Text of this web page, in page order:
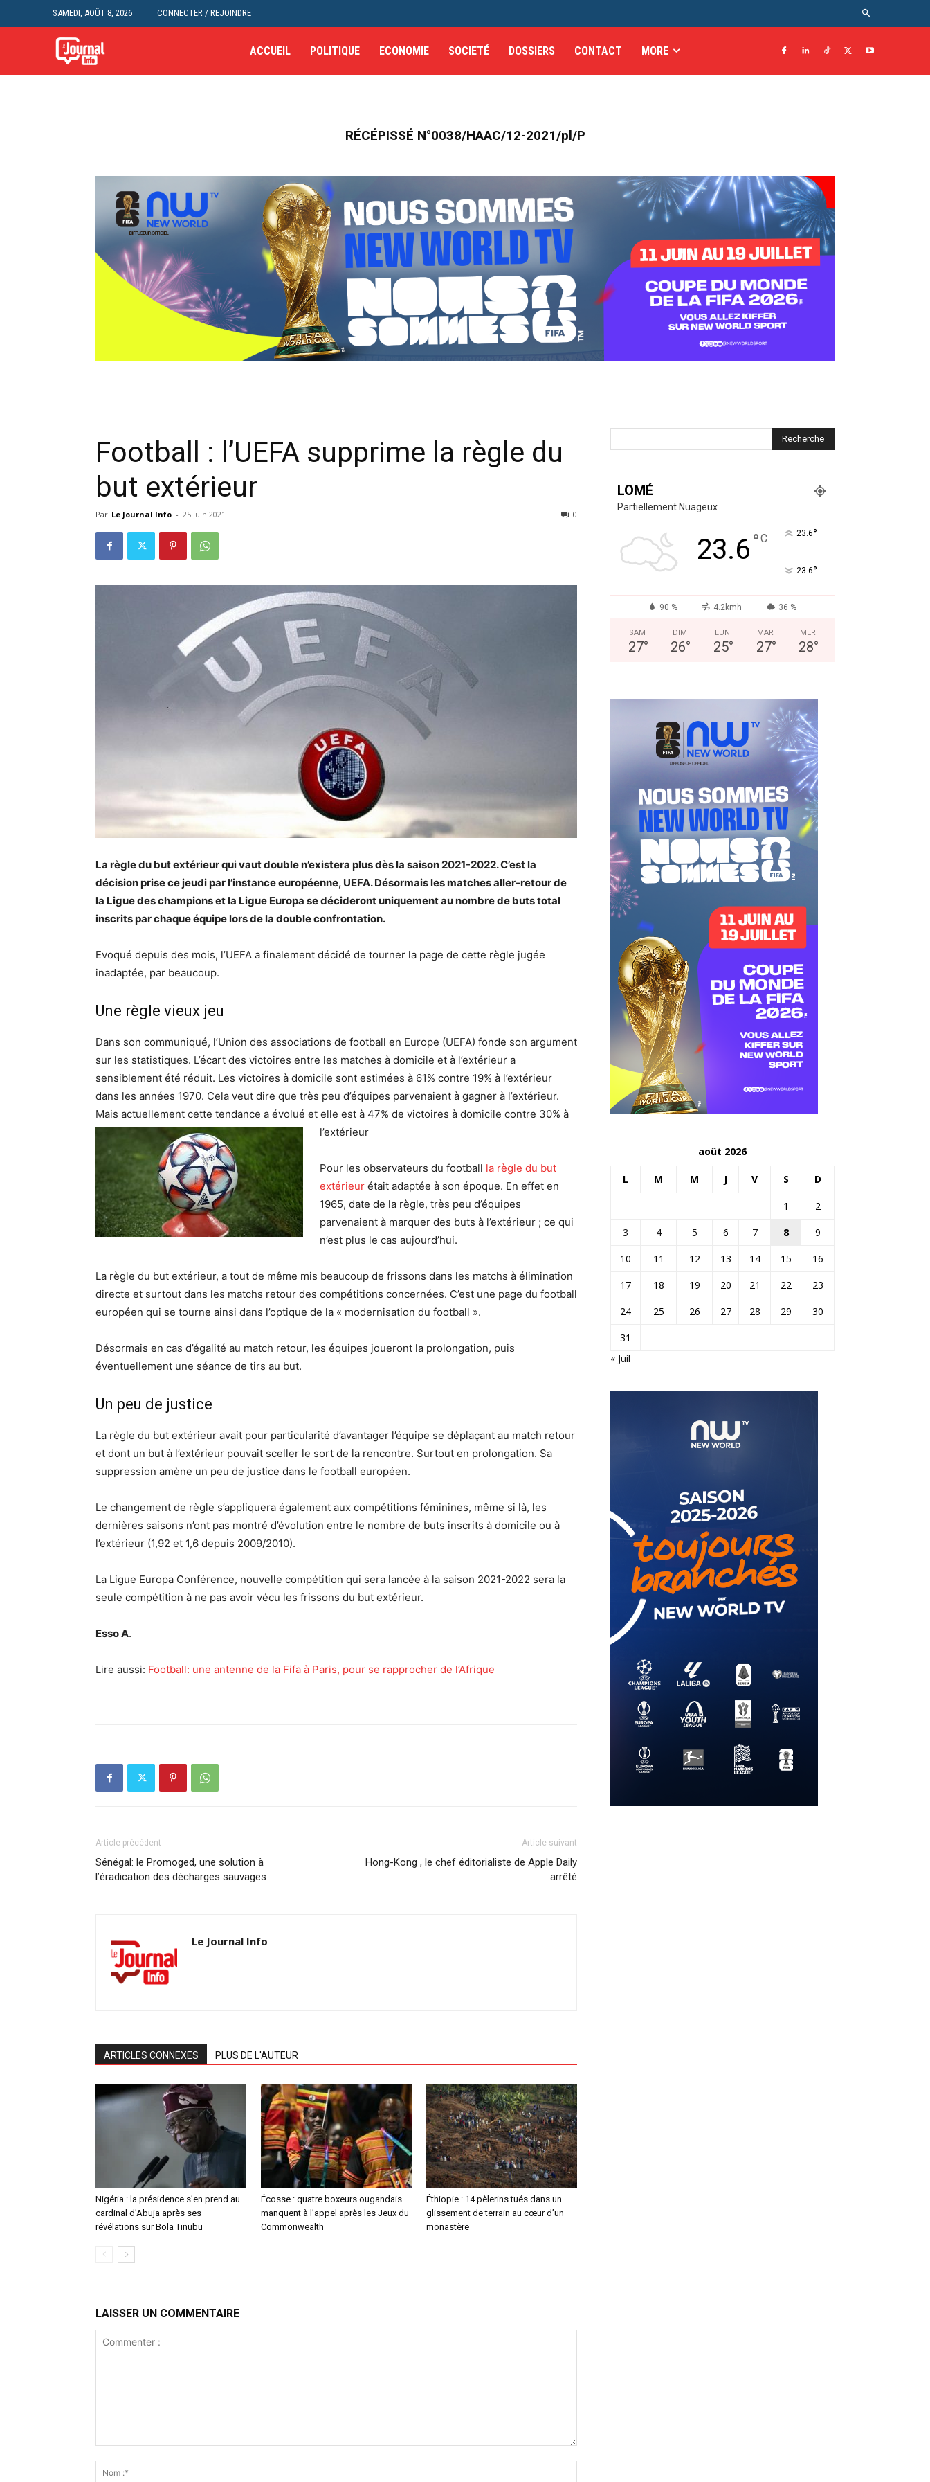
SAMEDI, AOÛT 8, 2026 CONNECTER / REJOINDRE
ACCUEIL POLITIQUE ECONOMIE SOCIETÉ DOSSIERS CONTACT MORE
RÉCÉPISSÉ N°0038/HAAC/12-2021/pl/P
Football : l’UEFA supprime la règle du
but extérieur
Par Le Journal Info - 25 juin 2021 0
La règle du but extérieur qui vaut double n’existera plus dès la saison 2021-2022. C’est la
décision prise ce jeudi par l’instance européenne, UEFA. Désormais les matches aller-retour de
la Ligue des champions et la Ligue Europa se décideront uniquement au nombre de buts total
inscrits par chaque équipe lors de la double confrontation.
Evoqué depuis des mois, l’UEFA a finalement décidé de tourner la page de cette règle jugée
inadaptée, par beaucoup.
Une règle vieux jeu
Dans son communiqué, l’Union des associations de football en Europe (UEFA) fonde son argument
sur les statistiques. L’écart des victoires entre les matches à domicile et à l’extérieur a
sensiblement été réduit. Les victoires à domicile sont estimées à 61% contre 19% à l’extérieur
dans les années 1970. Cela veut dire que très peu d’équipes parvenaient à gagner à l’extérieur.
Mais actuellement cette tendance a évolué et elle est à 47% de victoires à domicile contre 30% à
l’extérieur
Pour les observateurs du football la règle du but
extérieur était adaptée à son époque. En effet en
1965, date de la règle, très peu d’équipes
parvenaient à marquer des buts à l’extérieur ; ce qui
n’est plus le cas aujourd’hui.
La règle du but extérieur, a tout de même mis beaucoup de frissons dans les matchs à élimination
directe et surtout dans les matchs retour des compétitions concernées. C’est une page du football
européen qui se tourne ainsi dans l’optique de la « modernisation du football ».
Désormais en cas d’égalité au match retour, les équipes joueront la prolongation, puis
éventuellement une séance de tirs au but.
Un peu de justice
La règle du but extérieur avait pour particularité d’avantager l’équipe se déplaçant au match retour
et dont un but à l’extérieur pouvait sceller le sort de la rencontre. Surtout en prolongation. Sa
suppression amène un peu de justice dans le football européen.
Le changement de règle s’appliquera également aux compétitions féminines, même si là, les
dernières saisons n’ont pas montré d’évolution entre le nombre de buts inscrits à domicile ou à
l’extérieur (1,92 et 1,6 depuis 2009/2010).
La Ligue Europa Conférence, nouvelle compétition qui sera lancée à la saison 2021-2022 sera la
seule compétition à ne pas avoir vécu les frissons du but extérieur.
Esso A.
Lire aussi: Football: une antenne de la Fifa à Paris, pour se rapprocher de l’Afrique
Article précédent
Sénégal: le Promoged, une solution à
l’éradication des décharges sauvages
Article suivant
Hong-Kong , le chef éditorialiste de Apple Daily
arrêté
Le Journal Info
ARTICLES CONNEXES PLUS DE L'AUTEUR
Nigéria : la présidence s’en prend au
cardinal d’Abuja après ses
révélations sur Bola Tinubu
Écosse : quatre boxeurs ougandais
manquent à l’appel après les Jeux du
Commonwealth
Éthiopie : 14 pèlerins tués dans un
glissement de terrain au cœur d’un
monastère
LAISSER UN COMMENTAIRE
LOMÉ
Partiellement Nuageux
23.6°C 23.6°
23.6°
90 % 4.2kmh 36 %
SAM
27°
DIM
26°
LUN
25°
MAR
27°
MER
28°
août 2026
L M M J V S D
1
2
3
4 5 6 7 8
9
10
11 12 13 14 15
16
17
18 19 20 21 22
23
24
25 26 27 28 29
30
31
« Juil